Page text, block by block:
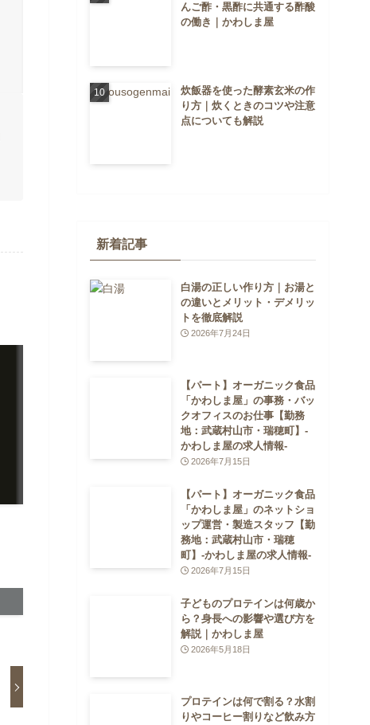
んご酢・黒酢に共通する酢酸
の働き｜かわしま屋
炊飯器を使った酵素玄米の作
り方｜炊くときのコツや注意
点についても解説
新着記事
白湯の正しい作り方｜お湯と
の違いとメリット・デメリッ
トを徹底解説
2026年7月24日
【パート】オーガニック食品
「かわしま屋」の事務・バッ
クオフィスのお仕事【勤務
地：武蔵村山市・瑞穂町】-
かわしま屋の求人情報-
2026年7月15日
【パート】オーガニック食品
「かわしま屋」のネットショ
ップ運営・製造スタッフ【勤
務地：武蔵村山市・瑞穂
町】-かわしま屋の求人情報-
2026年7月15日
子どものプロテインは何歳か
ら？身長への影響や選び方を
解説｜かわしま屋
2026年5月18日
プロテインは何で割る？水割
りやコーヒー割りなど飲み方